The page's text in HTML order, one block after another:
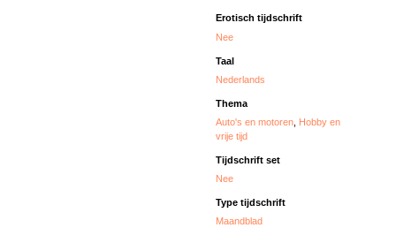
Erotisch tijdschrift
Nee
Taal
Nederlands
Thema
Auto's en motoren Hobby en
vrije tijd
Tijdschrift set
Nee
Type tijdschrift
Maandblad